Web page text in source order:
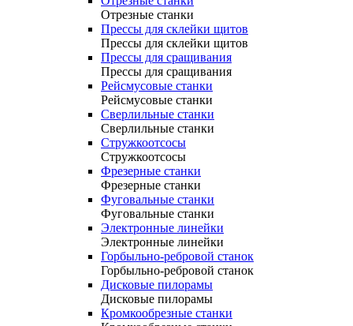
Отрезные станки
Прессы для склейки щитов
Прессы для склейки щитов
Прессы для сращивания
Прессы для сращивания
Рейсмусовые станки
Рейсмусовые станки
Сверлильные станки
Сверлильные станки
Стружкоотсосы
Стружкоотсосы
Фрезерные станки
Фрезерные станки
Фуговальные станки
Фуговальные станки
Электронные линейки
Электронные линейки
Горбыльно-ребровой станок
Горбыльно-ребровой станок
Дисковые пилорамы
Дисковые пилорамы
Кромкообрезные станки